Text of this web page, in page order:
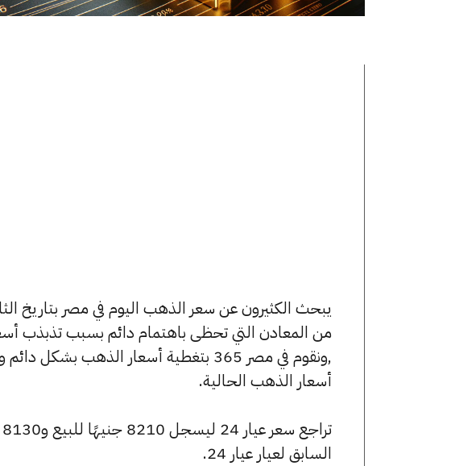
من المعادن التي تحظى باهتمام دائم بسبب تذبذب
,ونقوم في مصر 365 بتغطية أسعار الذهب
أسعار الذهب الحالية.
السابق لعيار عيار 24.